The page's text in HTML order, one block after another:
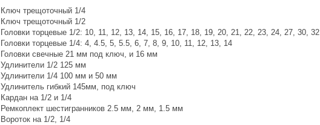
Ключ трещоточный 1/4
Ключ трещоточный 1/2
Головки торцевые 1/2: 10, 11, 12, 13, 14, 15, 16, 17, 18, 19, 20, 21, 22, 23, 24, 27, 30, 32
Головки торцевые 1/4: 4, 4.5, 5, 5.5, 6, 7, 8, 9, 10, 11, 12, 13, 14
Головки свечные 21 мм под ключ, и 16 мм
Удлинители 1/2 125 мм
Удлинители 1/4 100 мм и 50 мм
Удлинитель гибкий 145мм, под ключ
Кардан на 1/2 и 1/4
Ремкоплект шестигранников 2.5 мм, 2 мм, 1.5 мм
Вороток на 1/2, 1/4